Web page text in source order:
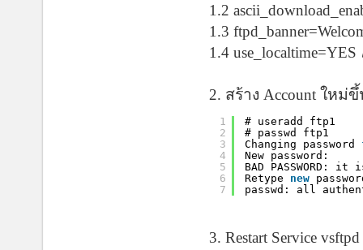
1.2
1.3
1.4 use_localtime=YES
2. สร้าง Account ให
1
2
3
4
5
6
7
# useradd ftp1
# passwd ftp1
Changing password
New password:
BAD PASSWORD:
Retype new
passwd: all
3. Restart Service vsftpd